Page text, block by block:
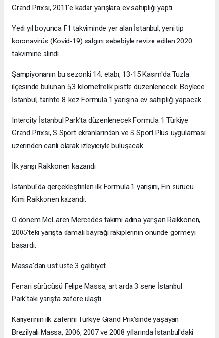
Grand Prix'si, 2011'e kadar yarışlara ev sahipliği yaptı.
Yedi yıl boyunca F1 takviminde yer alan İstanbul, yeni tip
koronavirüs (Kovid-19) salgını sebebiyle revize edilen 2020
takvimine alındı.
Şampiyonanın bu sezonki 14. etabı, 13-15 Kasım'da Tuzla
ilçesinde bulunan 5,3 kilometrelik pistte düzenlenecek. Böylece
İstanbul, tarihte 8. kez Formula 1 yarışına ev sahipliği yapacak.
Intercity İstanbul Park’ta düzenlenecek Formula 1 Türkiye
Grand Prix'si, S Sport ekranlarından ve S Sport Plus uygulaması
üzerinden canlı olarak izleyiciyle buluşacak.
İlk yarışı Raikkonen kazandı
İstanbul'da gerçekleştirilen ilk Formula 1 yarışını, Fin sürücü
Kimi Raikkonen kazandı.
O dönem McLaren Mercedes takımı adına yarışan Raikkonen,
2005'teki yarışta damalı bayrağı rakiplerinin önünde görmeyi
başardı.
Massa'dan üst üste 3 galibiyet
Ferrari sürücüsü Felipe Massa, art arda 3 sene İstanbul
Park'taki yarışta zafere ulaştı.
Kariyerinin ilk zaferini Türkiye Grand Prix'sinde yaşayan
Brezilyalı Massa, 2006, 2007 ve 2008 yıllarında İstanbul'daki